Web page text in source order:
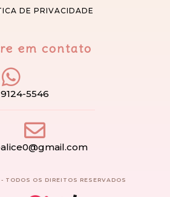
DE PRIVACIDADE
em contato
5546
TODOS OS DIREITOS RESERVADOS